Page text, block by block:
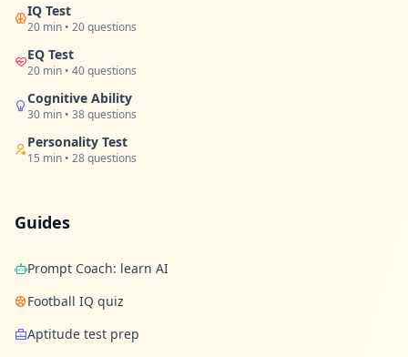
IQ Test
20 min • 20 questions
EQ Test
20 min • 40 questions
Cognitive Ability
30 min • 38 questions
Personality Test
15 min • 28 questions
Guides
Prompt Coach: learn AI
Football IQ quiz
Aptitude test prep